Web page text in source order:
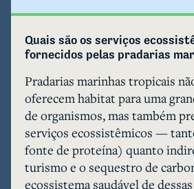
Quais são os serviços
fornecidos pelas pradarias
Pradarias marinhas tropicais
oferecem habitat para uma
de organismos, mas também
serviços ecossistêmicos —
fonte de proteína) quanto
turismo e o sequestro de
ecossistema saudável de